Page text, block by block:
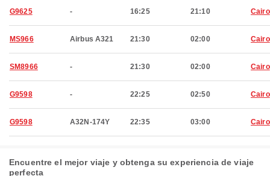
G9625 - 16:25 21:10 Cairo
MS966 Airbus A321 21:30 02:00 Cairo
SM8966 - 21:30 02:00 Cairo
G9598 - 22:25 02:50 Cairo
G9598 A32N-174Y 22:35 03:00 Cairo
Encuentre el mejor viaje y obtenga su experiencia de viaje
perfecta